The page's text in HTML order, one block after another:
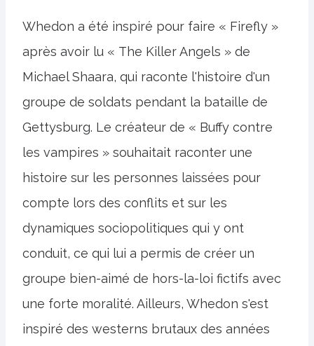
Whedon a été inspiré pour faire « Firefly »
après avoir lu « The Killer Angels » de
Michael Shaara, qui raconte l'histoire d'un
groupe de soldats pendant la bataille de
Gettysburg. Le créateur de « Buffy contre
les vampires » souhaitait raconter une
histoire sur les personnes laissées pour
compte lors des conflits et sur les
dynamiques sociopolitiques qui y ont
conduit, ce qui lui a permis de créer un
groupe bien-aimé de hors-la-loi fictifs avec
une forte moralité. Ailleurs, Whedon s'est
inspiré des westerns brutaux des années